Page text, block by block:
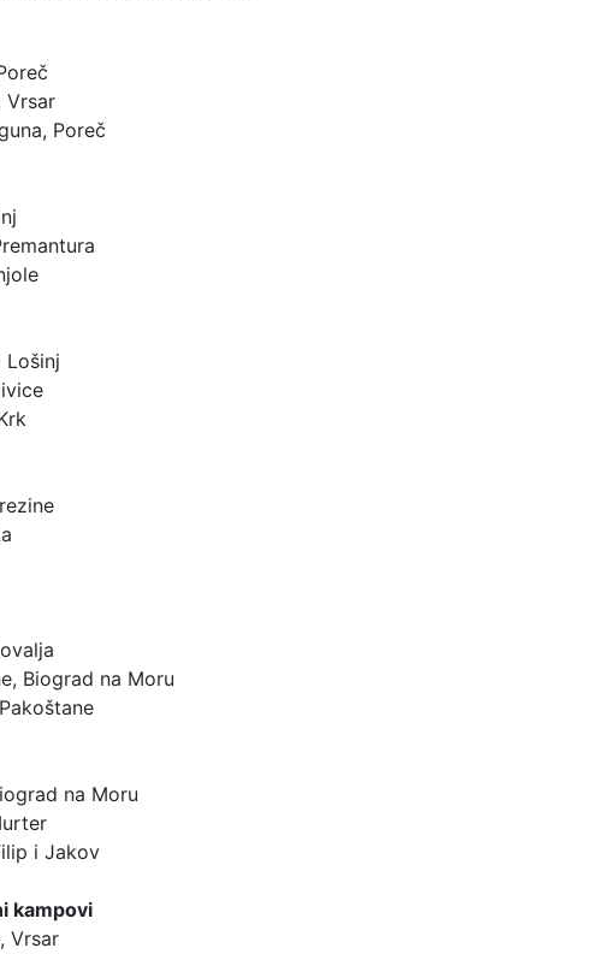
Vrsar
Poreč
Lošinj
Biograd na Moru
na Moru
i Jakov
kampovi
Vrsar